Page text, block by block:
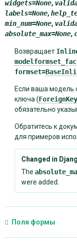
widgets=None,
labels=None,
min_num=None,
absolute_max=None,
Возвращает
formset=
Если ваша модель
ключа (ForeignKey
обязательно
Обратитесь к
для примеров
Changed in
The
were added.
Поля формы